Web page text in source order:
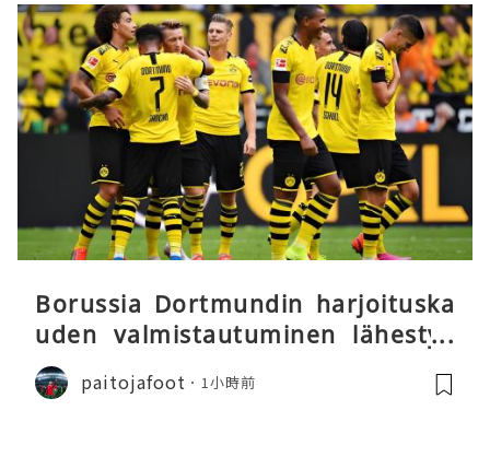
Borussia Dortmundin harjoituska
uden valmistautuminen lähestyy
päätöstään
paitojafoot 1小時前